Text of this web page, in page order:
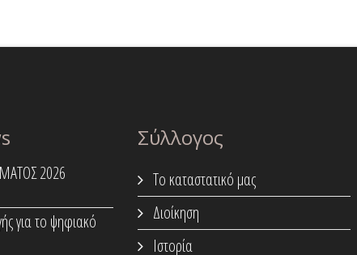
2026
για το ψηφιακό
Σύλλογος
Το καταστατικό μας
Διοίκηση
Ιστορία